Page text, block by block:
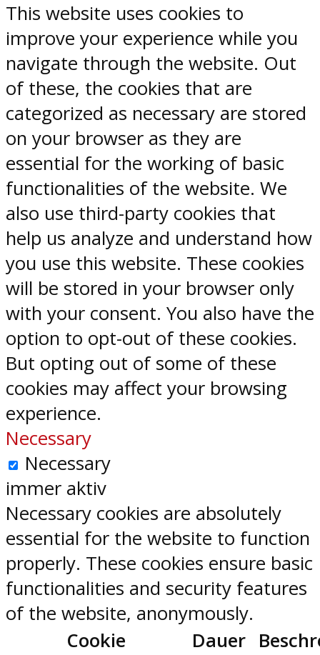
This website uses cookies to
improve your experience while you
navigate through the website. Out
of these, the cookies that are
categorized as necessary are stored
on your browser as they are
essential for the working of basic
functionalities of the website. We
also use third-party cookies that
help us analyze and understand how
you use this website. These cookies
will be stored in your browser only
with your consent. You also have the
option to opt-out of these cookies.
But opting out of some of these
cookies may affect your browsing
experience.
Necessary
Necessary
immer aktiv
Necessary cookies are absolutely
essential for the website to function
properly. These cookies ensure basic
functionalities and security features
of the website, anonymously.
Cookie
Dauer